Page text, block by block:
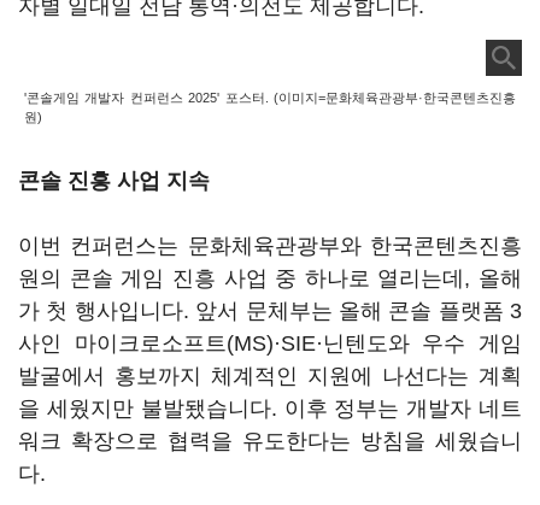
자별 일대일 전담 통역·의전도 제공합니다.
'콘솔게임 개발자 컨퍼런스 2025' 포스터. (이미지=문화체육관광부·한국콘텐츠진흥
원)
콘솔 진흥 사업 지속
이번 컨퍼런스는 문화체육관광부와 한국콘텐츠진흥
원의 콘솔 게임 진흥 사업 중 하나로 열리는데, 올해
가 첫 행사입니다. 앞서 문체부는 올해 콘솔 플랫폼 3
사인 마이크로소프트(MS)·SIE·닌텐도와 우수 게임
발굴에서 홍보까지 체계적인 지원에 나선다는 계획
을 세웠지만 불발됐습니다. 이후 정부는 개발자 네트
워크 확장으로 협력을 유도한다는 방침을 세웠습니
다.